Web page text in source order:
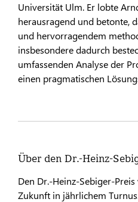
Universität Ulm. Er lobte
herausragend und betonte,
und hervorragendem
insbesondere dadurch
umfassenden Analyse der
einen pragmatischen
Über den Dr.-Heinz-
Den Dr.-Heinz-Sebiger-
Zukunft in jährlichem